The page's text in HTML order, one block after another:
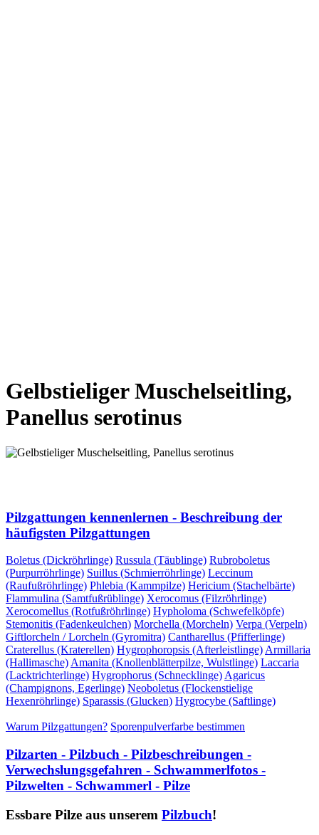
Gelbstieliger Muschelseitling,
Panellus serotinus
Pilzgattungen kennenlernen - Beschreibung der
häufigsten Pilzgattungen
Boletus (Dickröhrlinge) Russula (Täublinge) Rubroboletus
(Purpurröhrlinge) Suillus (Schmierröhrlinge) Leccinum
(Raufußröhrlinge) Phlebia (Kammpilze) Hericium (Stachelbärte)
Flammulina (Samtfußrüblinge) Xerocomus (Filzröhrlinge)
Xerocomellus (Rotfußröhrlinge) Hypholoma (Schwefelköpfe)
Stemonitis (Fadenkeulchen) Morchella (Morcheln) Verpa (Verpeln)
Giftlorcheln / Lorcheln (Gyromitra) Cantharellus (Pfifferlinge)
Craterellus (Kraterellen) Hygrophoropsis (Afterleistlinge) Armillaria
(Hallimasche) Amanita (Knollenblätterpilze, Wulstlinge) Laccaria
(Lacktrichterlinge) Hygrophorus (Schnecklinge) Agaricus
(Champignons, Egerlinge) Neoboletus (Flockenstielige
Hexenröhrlinge) Sparassis (Glucken) Hygrocybe (Saftlinge)
Warum Pilzgattungen? Sporenpulverfarbe bestimmen
Pilzarten - Pilzbuch - Pilzbeschreibungen -
Verwechslungsgefahren - Schwammerlfotos -
Pilzwelten - Schwammerl - Pilze
Essbare Pilze aus unserem Pilzbuch!